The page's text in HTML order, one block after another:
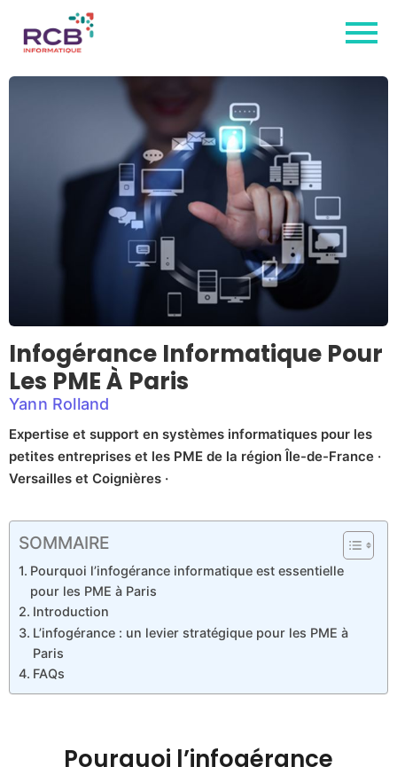
Infogérance Informatique Pour
Les PME À Paris
Yann Rolland
Expertise et support en systèmes informatiques pour les
petites entreprises et les PME de la région Île-de-France ·
Versailles et Coignières ·
SOMMAIRE
Pourquoi l’infogérance informatique est essentielle
pour les PME à Paris
Introduction
L’infogérance : un levier stratégique pour les PME à
Paris
FAQs
Pourquoi l’infogérance